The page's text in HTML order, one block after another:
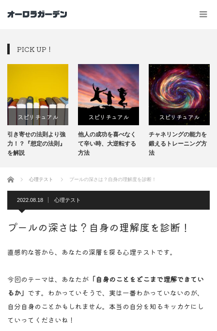
PICK UP！
スピリチュアル
引き寄せの法則より強
力！？『想定の法則』
を解説
スピリチュアル
他人の成功を喜べなく
て辛い時、大逆転する
方法
スピリチュアル
チャネリングの能力を
鍛えるトレーニング方
法
ホーム 心理テスト プールの深さは？自身の理解度を診断！
2022.08.18 心理テスト
プールの深さは？自身の理解度を診断！
直感的な答から、あなたの深層を探る心理テストです。
今回のテーマは、あなたが 「自身のことをどこまで理解できてい
るか」 です。わかっていそうで、実は一番わかっていないのが、
自分自身のことかもしれません。本当の自分を知るキッカケにし
ていってくださいね！